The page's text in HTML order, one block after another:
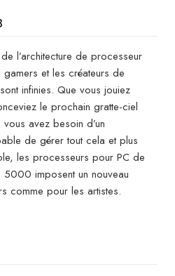
l’architecture de processeur
et les créateurs de
infinies. Que vous jouiez
le prochain gratte-ciel
avez besoin d’un
de gérer tout cela et plus
les processeurs pour PC de
5000 imposent un nouveau
comme pour les artistes.